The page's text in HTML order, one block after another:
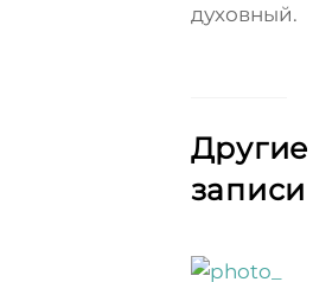
духовный.
Другие
записи